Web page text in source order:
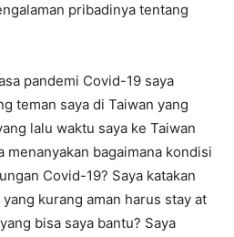
pribadinya tentang
pandemi Covid-19 saya
teman saya di Taiwan yang
lalu waktu saya ke Taiwan
menanyakan bagaimana kondisi
Covid-19? Saya katakan
kurang aman harus stay at
bisa saya bantu? Saya